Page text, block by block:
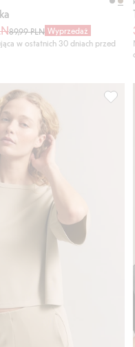
89,99 PLN Wyprzedaż
w ostatnich 30 dniach przed
z podwiniętymi T-